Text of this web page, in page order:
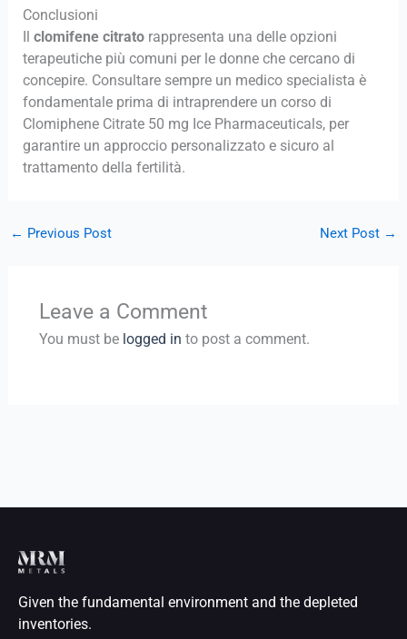
Conclusioni
Il clomifene citratorappresenta una delle opzioni
terapeutiche più comuni per le donne che cercano di
concepire. Consultare sempre un medico specialista è
fondamentale prima di intraprendere un corso di
Clomiphene Citrate 50 mg Ice Pharmaceuticals, per
garantire un approccio personalizzato e sicuro al
trattamento della fertilità.
← Previous Post Next Post →
Leave a Comment
You must be logged in to post a comment.
Given the fundamental environment and the depleted
inventories.